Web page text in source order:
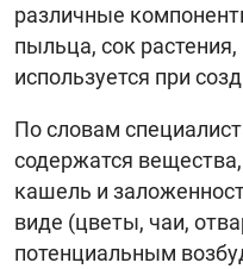
различные
пыльца, сок
используется при
По словам
содержатся
кашель и
виде (цветы, чаи,
потенциальным